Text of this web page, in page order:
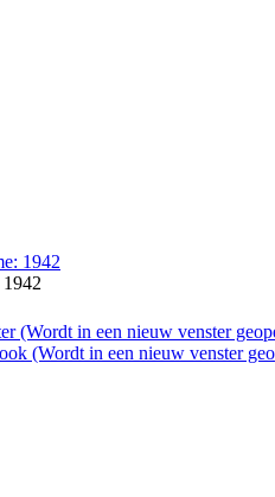
(Wordt in een nieuw venster
(Wordt in een nieuw venster